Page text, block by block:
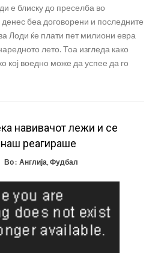
е блиску до преселба во
беа договорени и последните
Лоди ќе плати пет милиони евра
лето. Тоа изгледа како
кој воедно може да успее да го
навивачот лежи и се
реагираше
Во : Англија,Фудбал